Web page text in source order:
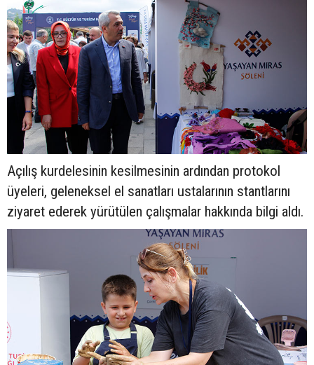
Açılış kurdelesinin kesilmesinin ardından protokol
üyeleri, geleneksel el sanatları ustalarının stantlarını
ziyaret ederek yürütülen çalışmalar hakkında bilgi aldı.